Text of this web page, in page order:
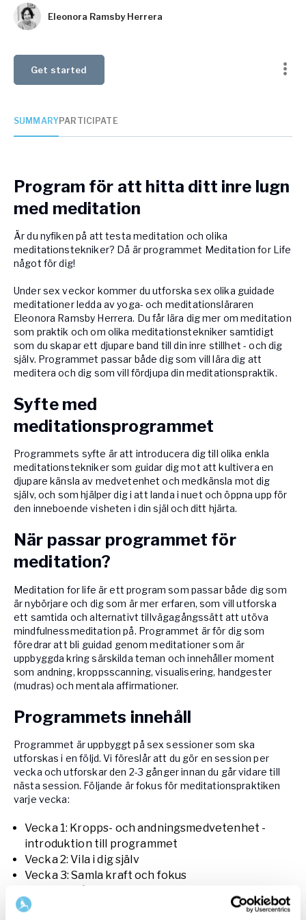
Eleonora Ramsby Herrera
Get started
SUMMARYPARTICIPATE
Program för att hitta ditt inre lugn
med meditation
Är du nyfiken på att testa meditation och olika
meditationstekniker? Då är programmet Meditation for Life
något för dig!
Under sex veckor kommer du utforska sex olika guidade
meditationer ledda av yoga- och meditationsläraren
Eleonora Ramsby Herrera. Du får lära dig mer om meditation
som praktik och om olika meditationstekniker samtidigt
som du skapar ett djupare band till din inre stillhet - och dig
själv. Programmet passar både dig som vill lära dig att
meditera och dig som vill fördjupa din meditationspraktik.
Syfte med
meditationsprogrammet
Programmets syfte är att introducera dig till olika enkla
meditationstekniker som guidar dig mot att kultivera en
djupare känsla av medvetenhet och medkänsla mot dig
själv, och som hjälper dig i att landa i nuet och öppna upp för
den inneboende visheten i din själ och ditt hjärta.
När passar programmet för
meditation?
Meditation for life är ett program som passar både dig som
är nybörjare och dig som är mer erfaren, som vill utforska
ett samtida och alternativt tillvägagångssätt att utöva
mindfulnessmeditation på. Programmet är för dig som
föredrar att bli guidad genom meditationer som är
uppbyggda kring särskilda teman och innehåller moment
som andning, kroppsscanning, visualisering, handgester
(mudras) och mentala affirmationer.
Programmets innehåll
Programmet är uppbyggt på sex sessioner som ska
utforskas i en följd. Vi föreslår att du gör en session per
vecka och utforskar den 2-3 gånger innan du går vidare till
nästa session. Följande är fokus för meditationspraktiken
varje vecka:
Vecka 1: Kropps- och andningsmedvetenhet -
introduktion till programmet
Vecka 2: Vila i dig själv
Vecka 3: Samla kraft och fokus
Vecka 5: Kultivera tillit och tålamod